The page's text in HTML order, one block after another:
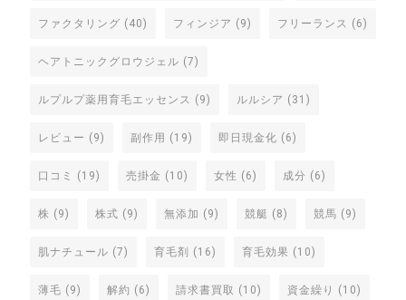
ファクタリング (40) フィンジア (9) フリーランス (6)
ヘアトニックグロウジェル (7)
ルプルプ薬用育毛エッセンス (9) ルルシア (31)
レビュー (9) 副作用 (19) 即日現金化 (6)
口コミ (19) 売掛金 (10) 女性 (6) 成分 (6)
株 (9) 株式 (9) 無添加 (9) 競艇 (8) 競馬 (9)
肌ナチュール (7) 育毛剤 (16) 育毛効果 (10)
薄毛 (9) 解約 (6) 請求書買取 (10) 資金繰り (10)